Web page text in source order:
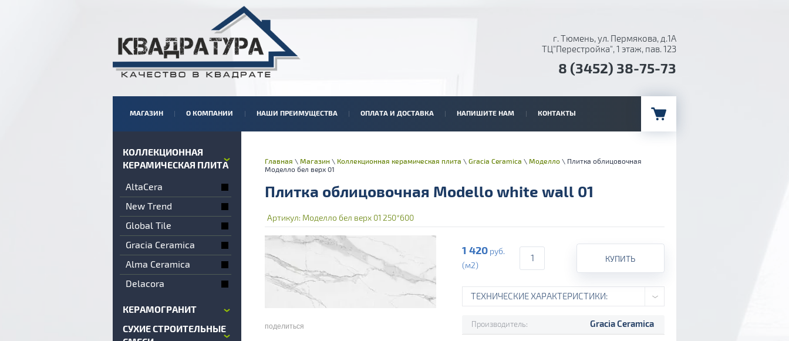
г. Тюмень, ул. Пермякова, д.1А
ТЦ"Перестройка", 1 этаж, пав. 123
8 (3452) 38-75-73
МАГАЗИН О КОМПАНИИ НАШИ ПРЕИМУЩЕСТВА ОПЛАТА И ДОСТАВКА НАПИШИТЕ НАМ КОНТАКТЫ
КОЛЛЕКЦИОННАЯ
КЕРАМИЧЕСКАЯ ПЛИТА
AltaCera
New Trend
Global Tile
Gracia Ceramica
Alma Ceramica
Delacora
КЕРАМОГРАНИТ
СУХИЕ СТРОИТЕЛЬНЫЕ
Главная \Магазин \ Коллекционная керамическая плита \Gracia Ceramica \Моделло \ Плитка облицовочная
Моделло бел верх 01
Плитка облицовочная Modello white wall 01
Артикул: Моделло бел верх 01 250*600
поделиться
1 420 руб.
(м2)
КУПИТЬ
ТЕХНИЧЕСКИЕ ХАРАКТЕРИСТИКИ:
Производитель: Gracia Сeramica